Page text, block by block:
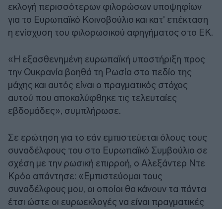
εκλογή περισσότερων φιλορώσων υποψηφίων
για το Ευρωπαϊκό Κοινοβούλιο και κατ' επέκταση
η ενίσχυση του φιλορωσικού αφηγήματος στο ΕΚ.
«Η εξασθενημένη ευρωπαϊκή υποστήριξη προς
την Ουκρανία βοηθά τη Ρωσία στο πεδίο της
μάχης και αυτός είναι ο πραγματικός στόχος
αυτού που αποκαλύφθηκε τις τελευταίες
εβδομάδες», συμπλήρωσε.
Σε ερώτηση για το εάν εμπιστεύεται όλους τους
συναδέλφους του στο Ευρωπαϊκό Συμβούλιο σε
σχέση με την ρωσική επιρροή, ο Αλεξάντερ Ντε
Κρόο απάντησε: «Εμπιστεύομαι τους
συναδέλφους μου, οι οποίοι θα κάνουν τα πάντα
έτσι ώστε οι ευρωεκλογές να είναι πραγματικές